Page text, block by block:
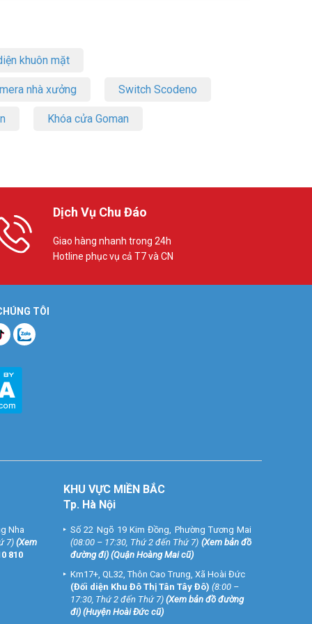
khuôn mặt
nhà xưởng Switch Scodeno
Khóa cửa Goman
Dịch Vụ Chu Đáo
Giao hàng nhanh trong 24h
Hotline phục vụ cả T7 và CN
TÔI
Nha
7)(Xem
810
KHU VỰC MIỀN BẮC
Tp. Hà Nội
Số 22 Ngõ 19 Kim Đồng, Phường Tương Mai
(08:00 – 17:30, Thứ 2 đến Thứ 7) (Xem bản đồ
đường đi) (Quận Hoàng Mai cũ)
Km17+, QL32, Thôn Cao Trung, Xã Hoài Đức
(Đối diện Khu Đô Thị Tân Tây Đô) (8:00 –
17:30, Thứ 2 đến Thứ 7) (Xem bản đồ đường
đi) (Huyện Hoài Đức cũ)